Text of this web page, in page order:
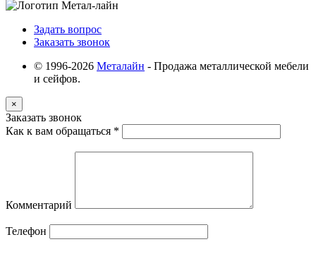
Задать вопрос
Заказать звонок
© 1996-2026 Металайн - Продажа металлической мебели
и сейфов.
×
Заказать звонок
Как к вам обращаться *
Комментарий
Телефон